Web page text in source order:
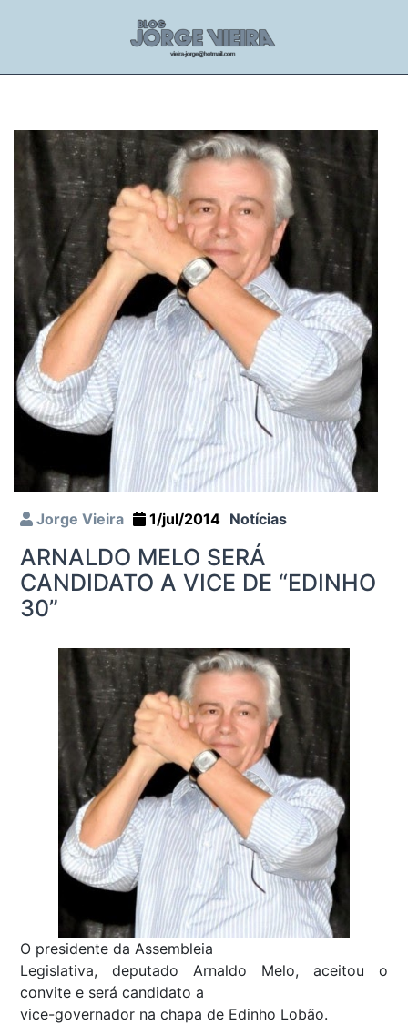
Jorge Vieira 1/jul/2014 Notícias
ARNALDO MELO SERÁ
CANDIDATO A VICE DE “EDINHO
30”
O presidente da Assembleia
Legislativa, deputado Arnaldo Melo, aceitou o
convite e será candidato a
vice-governador na chapa de Edinho Lobão.